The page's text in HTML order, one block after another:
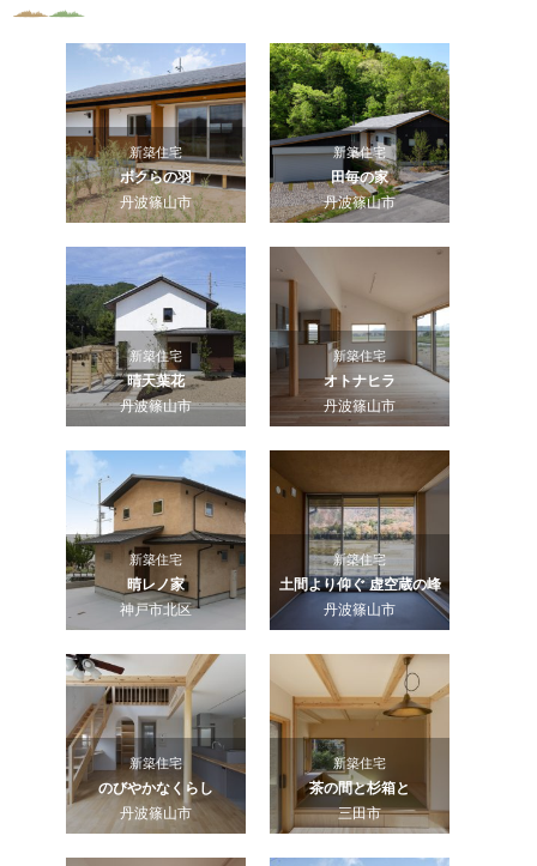
新築住宅
ボクらの羽
丹波篠山市
新築住宅
田毎の家
丹波篠山市
新築住宅
晴天葉花
丹波篠山市
新築住宅
オトナヒラ
丹波篠山市
新築住宅
晴レノ家
神戸市北区
新築住宅
土間より仰ぐ 虚空蔵の峰
丹波篠山市
新築住宅
のびやかなくらし
丹波篠山市
新築住宅
茶の間と杉箱と
三田市